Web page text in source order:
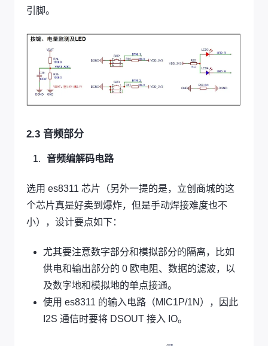
引脚。
2.3 音频部分
音频编解码电路
选用 es8311 芯片（另外一提的是，立创商城的这
个芯片真是好卖到爆炸，但是手动焊接难度也不
小），设计要点如下：
尤其要注意数字部分和模拟部分的隔离，比如
供电和输出部分的 0 欧电阻、数据的滤波，以
及数字地和模拟地的单点接通。
使用 es8311 的输入电路（MIC1P/1N），因此
I2S 通信时要将 DSOUT 接入 IO。